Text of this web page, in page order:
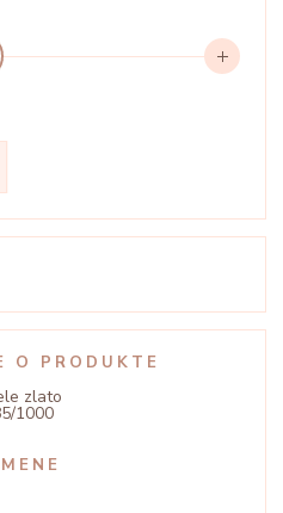
O PRODUKTE
zlato
1000